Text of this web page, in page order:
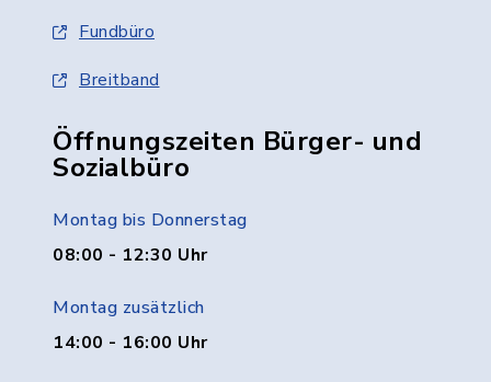
Fundbüro
Breitband
Öffnungszeiten Bürger- und
Sozialbüro
Montag bis Donnerstag
08:00 - 12:30 Uhr
Montag zusätzlich
14:00 - 16:00 Uhr